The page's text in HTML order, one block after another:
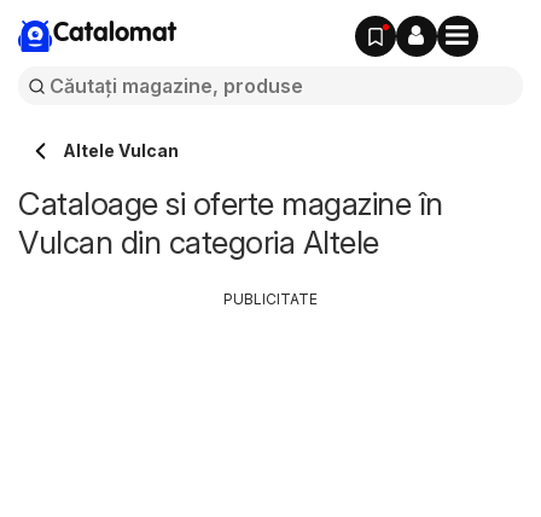
Catalomat
Altele Vulcan
Cataloage si oferte magazine în
Vulcan din categoria Altele
PUBLICITATE